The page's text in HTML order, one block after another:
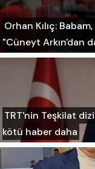
Orhan Kılıç:
"Cüneyt Arkın'dan
TRT'nin Teşkilat
kötü haber daha